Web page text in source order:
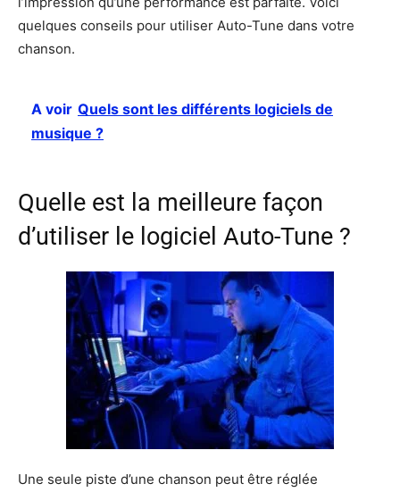
quelques conseils pour utiliser Auto-Tune dans votre
chanson.
A voir Quels sont les différents logiciels de
musique ?
Quelle est la meilleure façon
d’utiliser le logiciel Auto-Tune ?
Une seule piste d’une chanson peut être réglée